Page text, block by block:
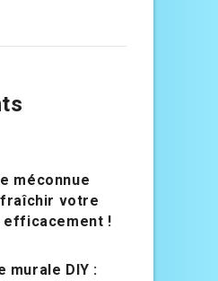
méconnue
votre
efficacement !
murale DIY :